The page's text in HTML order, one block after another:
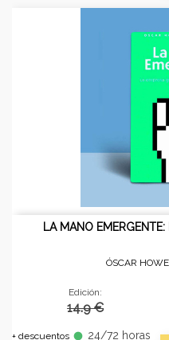
LA MANO
ÓSCAR
Edición:
14.9 €
+ descuentos fiber_manual_record 24/72 horas